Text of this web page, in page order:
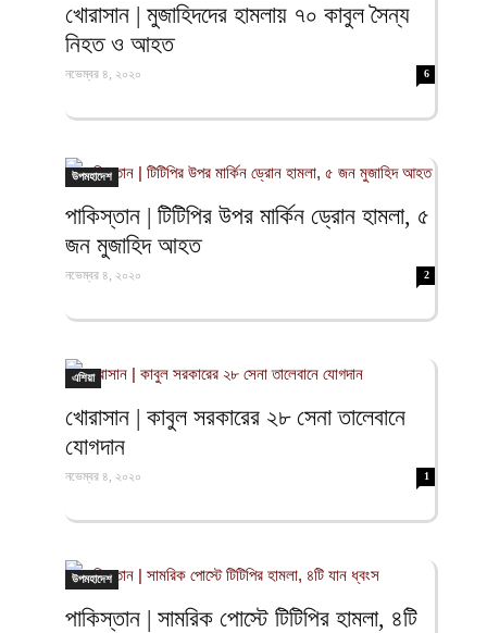
খোরাসান | মুজাহিদদের হামলায় ৭০ কাবুল সৈন্য
নিহত ও আহত
নভেম্বর ৪, ২০২০ 6
উপমহাদেশ
পাকিস্তান | টিটিপির উপর মার্কিন ড্রোন হামলা, ৫
জন মুজাহিদ আহত
নভেম্বর ৪, ২০২০ 2
এশিয়া
খোরাসান | কাবুল সরকারের ২৮ সেনা তালেবানে
যোগদান
নভেম্বর ৪, ২০২০ 1
উপমহাদেশ
পাকিস্তান | সামরিক পোস্টে টিটিপির হামলা, ৪টি